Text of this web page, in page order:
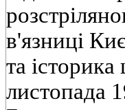
в'язниці
та
листопада